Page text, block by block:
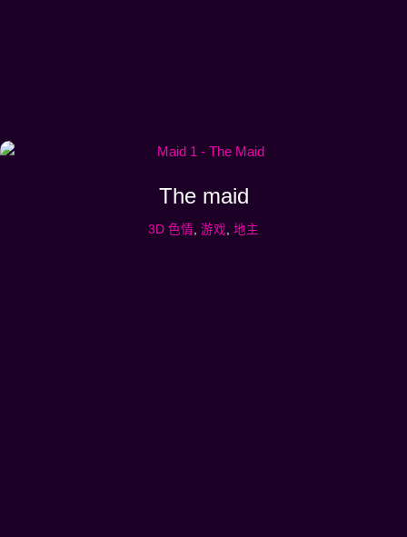
The maid
3D 色情, 游戏, 地主